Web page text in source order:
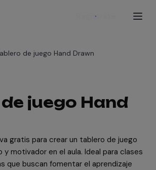
Regístrate
de juego Hand Drawn
juego Hand
gratis para crear un tablero de juego
motivador en el aula. Ideal para clases
que buscan fomentar el aprendizaje